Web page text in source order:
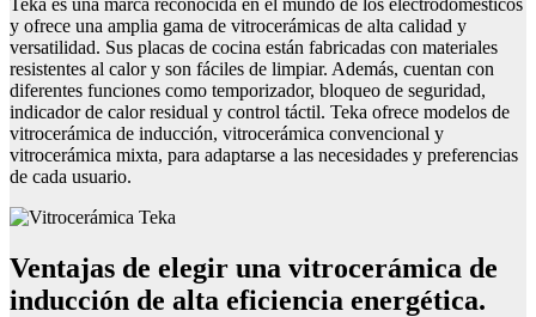
Teka es una marca reconocida en el mundo de los electrodomésticos
y ofrece una amplia gama de vitrocerámicas de alta calidad y
versatilidad. Sus placas de cocina están fabricadas con materiales
resistentes al calor y son fáciles de limpiar. Además, cuentan con
diferentes funciones como temporizador, bloqueo de seguridad,
indicador de calor residual y control táctil. Teka ofrece modelos de
vitrocerámica de inducción, vitrocerámica convencional y
vitrocerámica mixta, para adaptarse a las necesidades y preferencias
de cada usuario.
Ventajas de elegir una vitrocerámica de
inducción de alta eficiencia energética.